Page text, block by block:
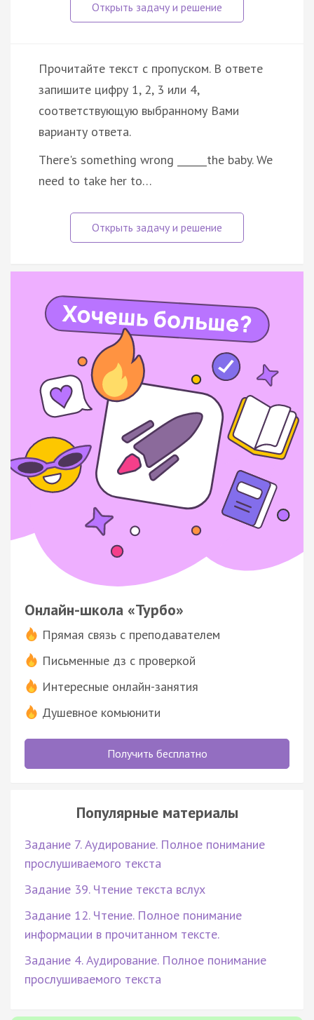
Прочитайте текст с пропуском. В ответе
запишите цифру 1, 2, 3 или 4,
соответствующую выбранному Вами
варианту ответа.
There's something wrong ______the baby. We
need to take her to…
Онлайн-школа «Турбо»
Прямая связь с преподавателем
Письменные дз с проверкой
Интересные онлайн-занятия
Душевное комьюнити
Получить бесплатно
Популярные материалы
Задание 7. Аудирование. Полное понимание
прослушиваемого текста
Задание 39. Чтение текста вслух
Задание 12. Чтение. Полное понимание
информации в прочитанном тексте.
Задание 4. Аудирование. Полное понимание
прослушиваемого текста